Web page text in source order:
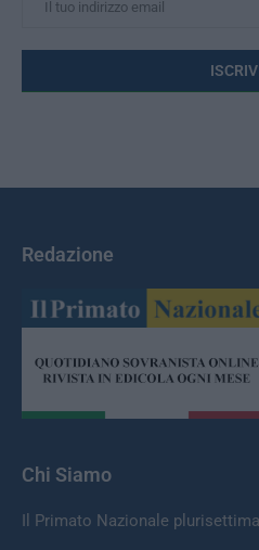
Redazione
Chi Siamo
Il Primato Nazionale